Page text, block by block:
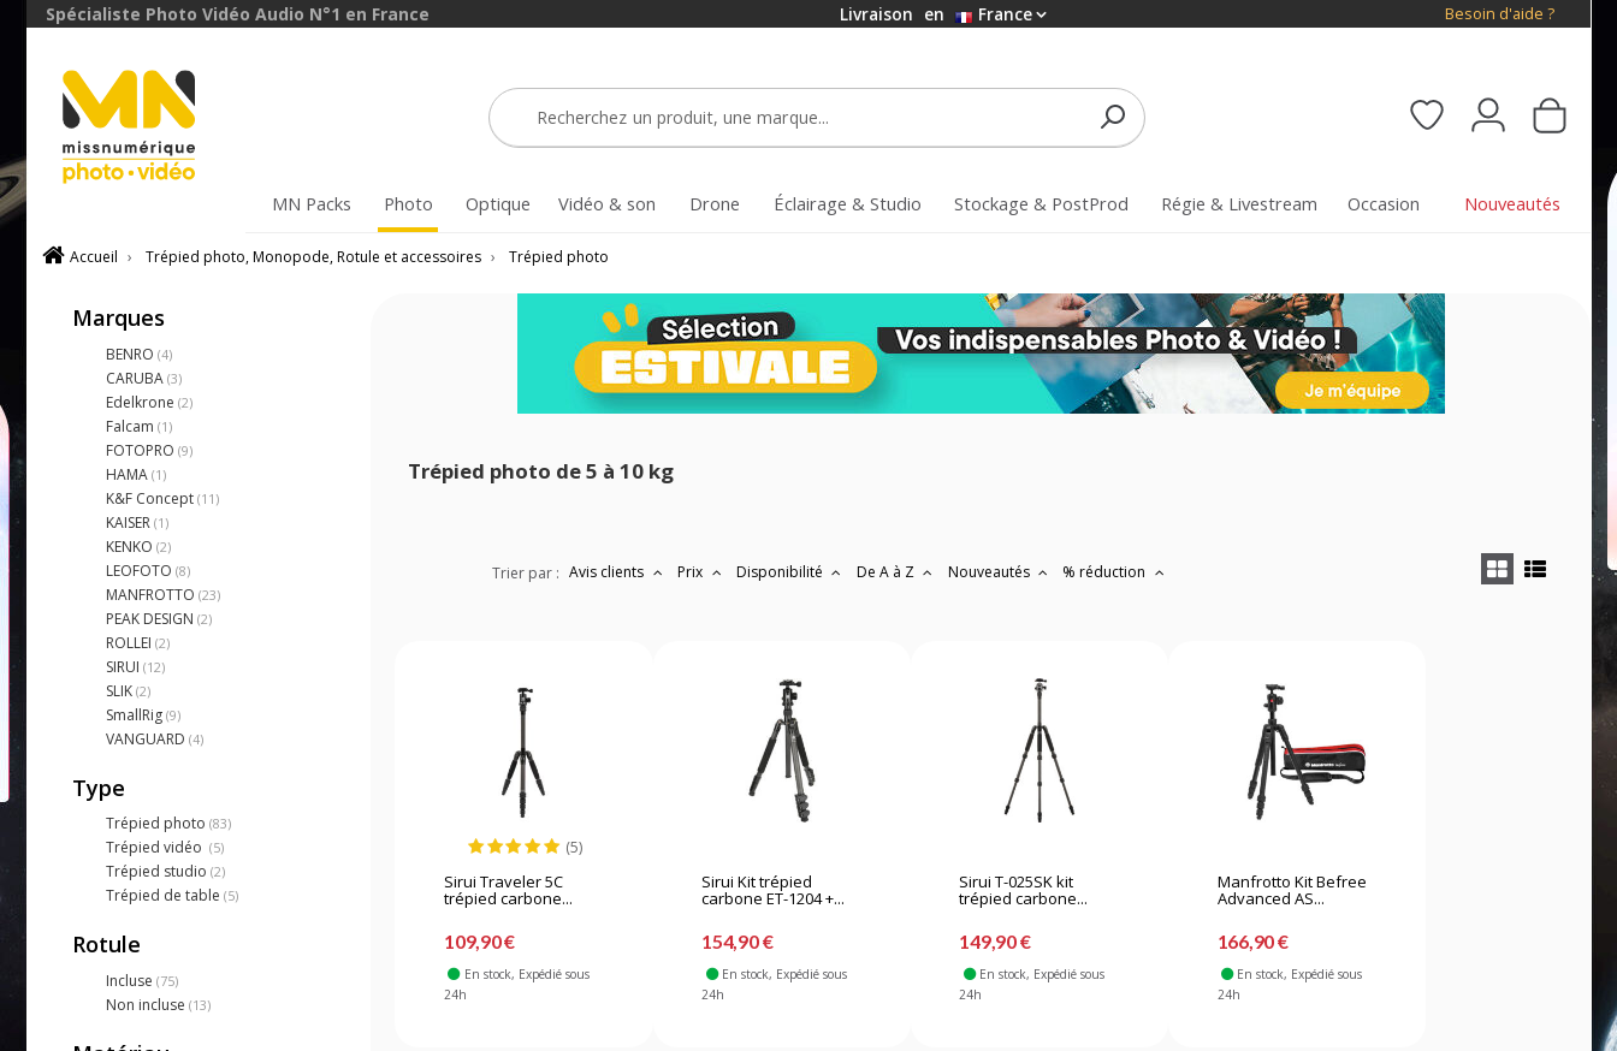
Spécialiste Photo Vidéo Audio N°1 en France Livraison en France Besoin d'aide ?
MN Packs Photo Optique Vidéo & son Drone Éclairage & Studio Stockage & PostProd Régie & Livestream Occasion Nouveautés
Accueil › Trépied photo, Monopode, Rotule et accessoires › Trépied photo
Marques
BENRO (4)
CARUBA (3)
Edelkrone (2)
Falcam (1)
FOTOPRO (9)
HAMA (1)
K&F Concept (11)
KAISER (1)
KENKO (2)
LEOFOTO (8)
MANFROTTO (23)
PEAK DESIGN (2)
ROLLEI (2)
SIRUI (12)
SLIK (2)
SmallRig (9)
VANGUARD (4)
Type
Trépied photo (83)
Trépied vidéo (5)
Trépied studio (2)
Trépied de table (5)
Rotule
Incluse (75)
Non incluse (13)
Trépied photo de 5 à 10 kg
Trier par : Avis clients Prix Disponibilité De A à Z Nouveautés % réduction
(5)
Sirui Traveler 5C
trépied carbone...
109,90 €
En stock, Expédié sous
24h
Sirui Kit trépied
carbone ET-1204 +...
154,90 €
En stock, Expédié sous
24h
Sirui T-025SK kit
trépied carbone...
149,90 €
En stock, Expédié sous
24h
Manfrotto Kit Befree
Advanced AS...
166,90 €
En stock, Expédié sous
24h